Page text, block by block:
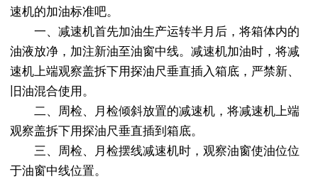
速机的加油标准吧。
一、减速机首先加油生产运转半月后，将箱体内的
油液放净，加注新油至油窗中线。减速机加油时，将减
速机上端观察盖拆下用探油尺垂直插入箱底，严禁新、
旧油混合使用。
二、周检、月检倾斜放置的减速机，将减速机上端
观察盖拆下用探油尺垂直插到箱底。
三、周检、月检摆线减速机时，观察油窗使油位位
于油窗中线位置。